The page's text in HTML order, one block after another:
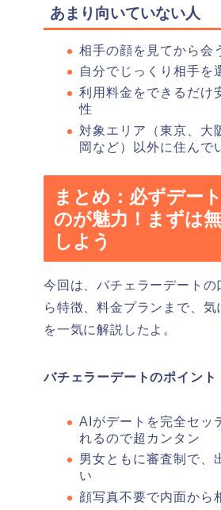
あまり向いていない人
相手の顔を見てから会
自分でじっくり相手を
利用料金をできるだけ
性
対象エリア（東京、大
岡など）以外に住んで
まとめ：必ずデー
のが魅力！まずは
しよう
今回は、バチェラーデートの
ら特徴、料金プランまで、気
を一気に解説したよ。
バチェラーデートのポイント
AIがデートを完全セッ
れるので超カンタン
男女ともに審査制で、
い
顔写真不要で内面から